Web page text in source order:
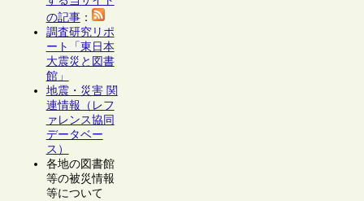
の記事：
調査研究リポ
ート「東日本
大震災と図書
館」
地震・災害 関
連情報（レフ
ァレンス協同
データベー
ス）
各地の図書館
等の被災情報
等について